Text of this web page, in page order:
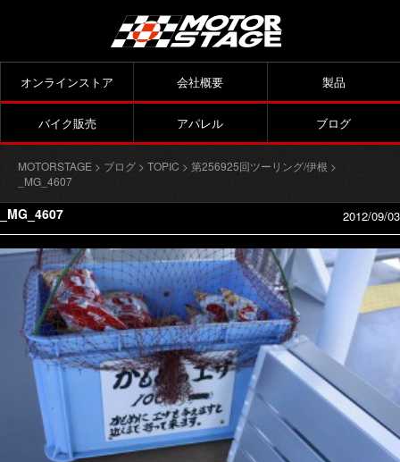
オンラインストア 会社概要 製品
バイク販売 アパレル ブログ
MOTORSTAGE > ブログ > TOPIC > 第256925回ツーリング/伊根 >
_MG_4607
_MG_4607 2012/09/03